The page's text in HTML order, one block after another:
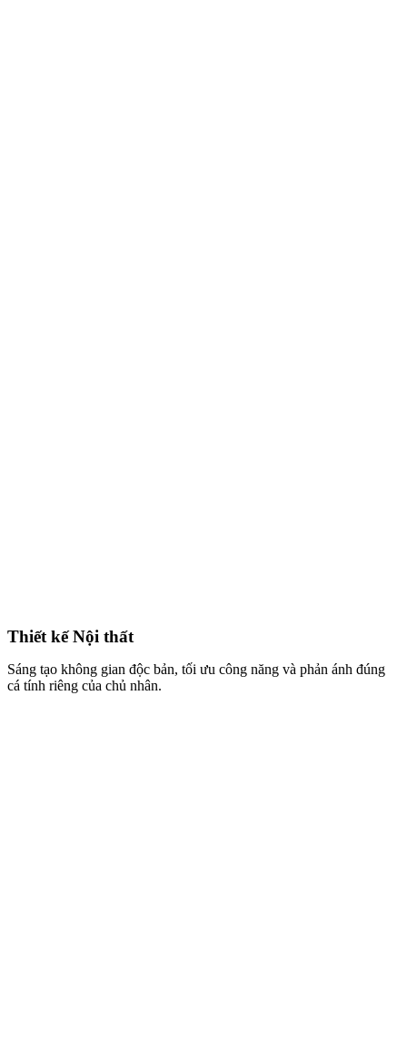
Thiết kế Nội thất
Sáng tạo không gian độc bản, tối ưu công năng và phản ánh đúng
cá tính riêng của chủ nhân.